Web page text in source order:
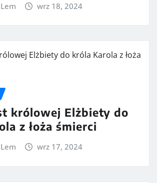
wrz 18, 2024
królowej Elżbiety do
z łoża śmierci
wrz 17, 2024